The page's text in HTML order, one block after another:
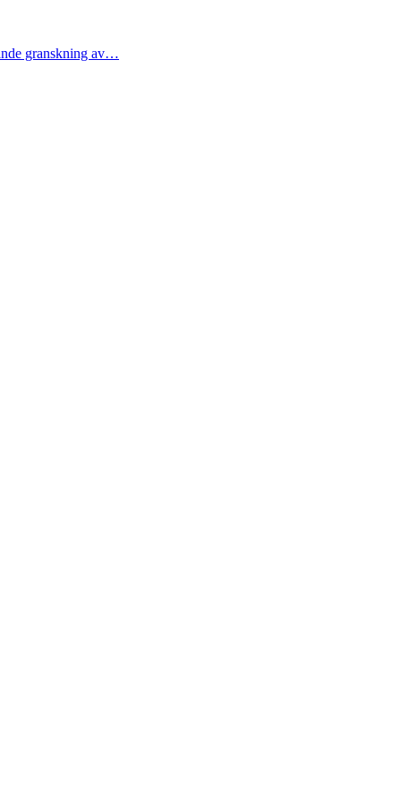
granskning av…